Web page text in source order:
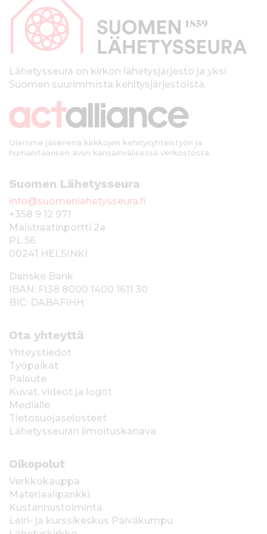
p
kLähetysseura on kirkon lähetysjärjestö ja yksi
Suomen suurimmista kehitysjärjestöistä.
Olemme jäsenenä kirkkojen kehitysyhteistyön ja
humanitaarisen avun kansainvälisessä verkostossa.
Suomen Lähetysseura
info@suomenlahetysseura.fi
+358 9 12 971
Maistraatinportti 2a
PL 56
00241 HELSINKI
Danske Bank
IBAN: FI38 8000 1400 1611 30
BIC: DABAFIHH
Ota yhteyttä
Yhteystiedot
Työpaikat
Palaute
Kuvat, videot ja logot
Medialle
Tietosuojaselosteet
Lähetysseuran ilmoituskanava
Oikopolut
Verkkokauppa
Materiaalipankki
Kustannustoiminta
Leiri- ja kurssikeskus Päiväkumpu